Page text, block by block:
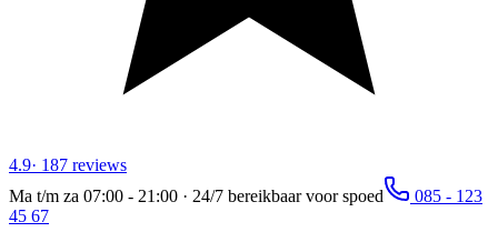
4.9· 187 reviews
Ma t/m za 07:00 - 21:00 · 24/7 bereikbaar voor spoed
085 - 123
45 67